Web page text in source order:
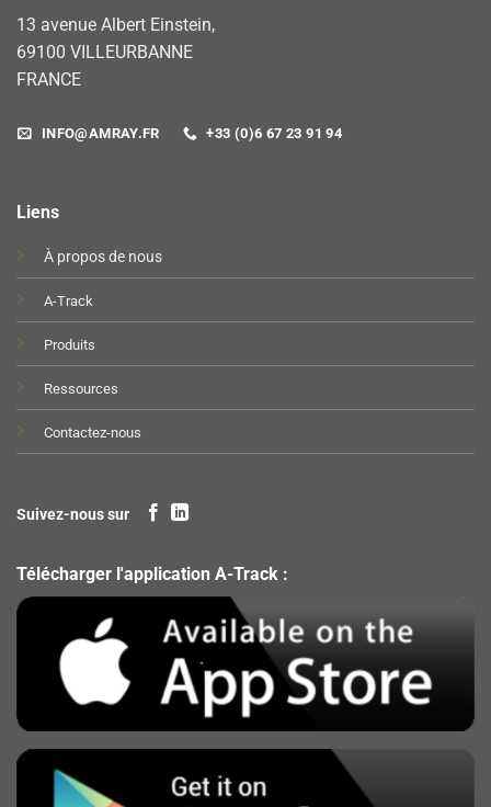
13 avenue Albert Einstein,
69100 VILLEURBANNE
FRANCE
INFO@AMRAY.FR +33 (0)6 67 23 91 94
Liens
À propos de nous
A-Track
Produits
Ressources
Contactez-nous
Suivez-nous sur
Télécharger l'application A-Track :